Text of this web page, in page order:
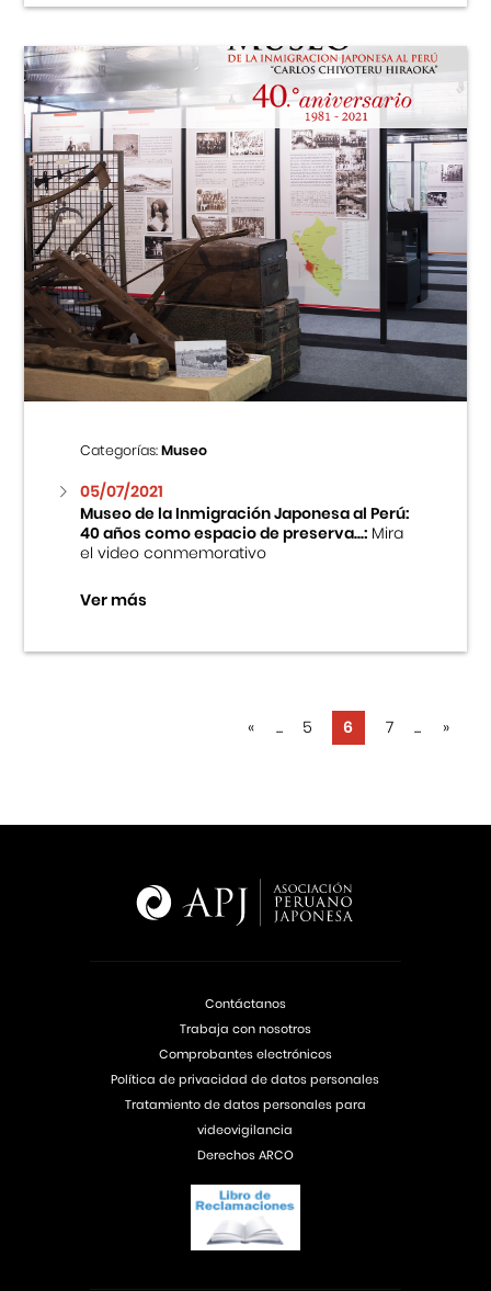
Categorías:Museo
05/07/2021
Museo de la Inmigración Japonesa al Perú:
40 años como espacio de preserva...:Mira
el video conmemorativo
Ver más
« ... 5 6 7 ... »
Contáctanos
Trabaja con nosotros
Comprobantes electrónicos
Política de privacidad de datos personales
Tratamiento de datos personales para
videovigilancia
Derechos ARCO